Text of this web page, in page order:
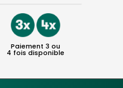
Paiement 3 ou
4 fois disponible